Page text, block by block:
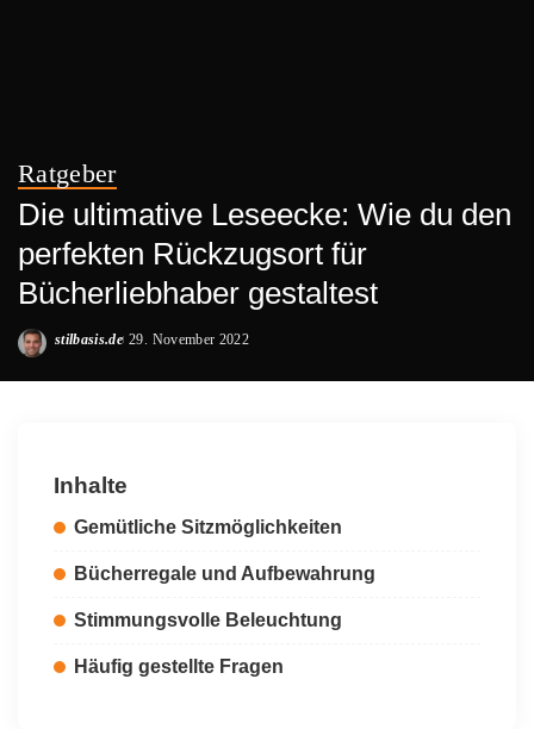
Ratgeber
Die ultimative Leseecke: Wie du den
perfekten Rückzugsort für
Bücherliebhaber gestaltest
Posted
stilbasis.de 29. November 2022
Inhalte
Gemütliche Sitzmöglichkeiten
Bücherregale und Aufbewahrung
Stimmungsvolle Beleuchtung
Häufig gestellte Fragen